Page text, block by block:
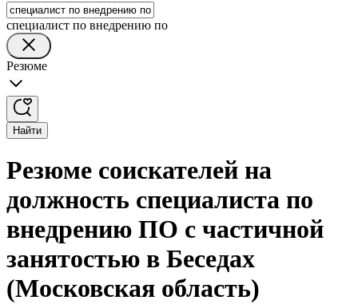
специалист по внедрению по
Резюме
Найти
Резюме соискателей на
должность специалиста по
внедрению ПО с частичной
занятостью в Беседах
(Московская область)